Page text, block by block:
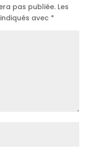
pas publiée. Les
avec *